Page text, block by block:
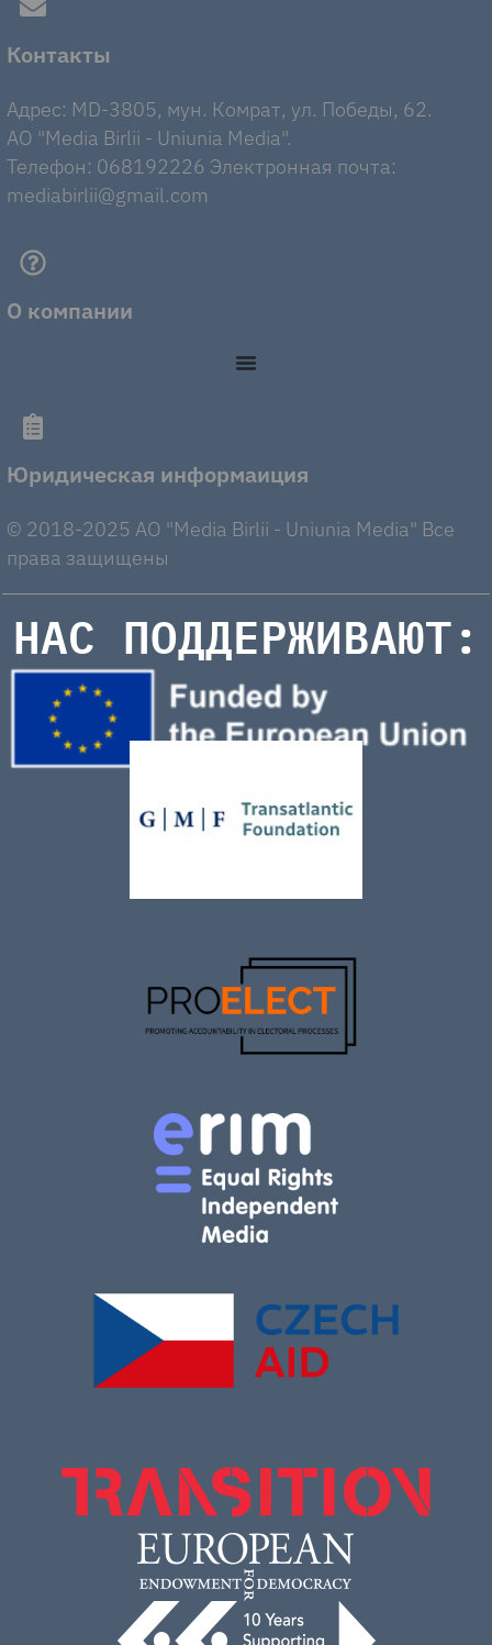
Контакты
Адрес: MD-3805, мун. Комрат, ул. Победы, 62.
AO "Media Birlii - Uniunia Media".
Телефон: 068192226 Электронная почта:
mediabirlii@gmail.com
О компании
Юридическая информаиция
© 2018-2025 AO "Media Birlii - Uniunia Media" Все
права защищены
НАС ПОДДЕРЖИВАЮТ: